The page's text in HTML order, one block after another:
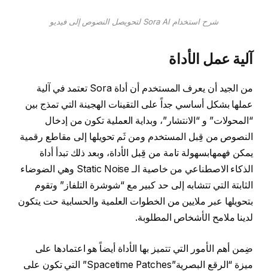
شرح استخدام Sora AI لتحويصل النصوص إلى فيديو
آلية عمل الأداة
من الجيد أن يعرف المستخدم أن أداة Sora تعتمد في آلية
عملها بشكل أساسي جداً على التقينات الهجينة التي تمذج بين
“المحولات” و “الانتشار”، وبداية العملية تكون من إدخال
النصوص من قِبل المستخدم ومن ثَم تحويلها إلى مقاطع رقمية
يمكن فهمهابسهولة تامة من قِبل الأداة، وبعد ذلك تبدأ أداة
الذكاء الاصطناعي من خاصية الـ Static Noise وهي الضوضاء
الثابتة التي تتشابه إلى حد كبير مع “شوشرة التلفاز” وتقوم
بتحويلها عبر ملايين من الخطوات العلمية والحسابية حت يتكون
لدينا ملامح الأشخاص المطلوبة.
ضِمن أهم الأمور التي تتميز بها الأداة أيضاً هو اعتمادها على
ميزة “الرقع البصرية”Spacetime Patches” التي تكون على